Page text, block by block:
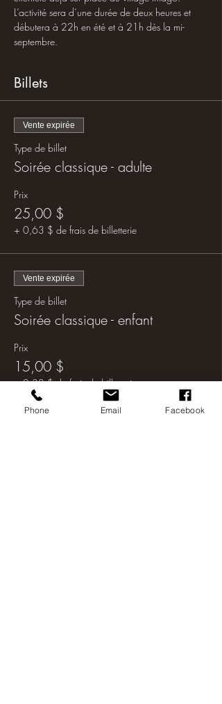
L’activité sera d’une durée de deux heures et
débutera à 22h en été et à 21h dès la mi-
septembre.
Billets
Vente expirée
Type de billet
Soirée classique - adulte
Prix
25,00 $
+ 0,63 $ de frais de billetterie
Vente expirée
Type de billet
Soirée classique - enfant
Prix
15,00 $
+ 0,38 $ de frais de billetterie
Phone Email Facebook